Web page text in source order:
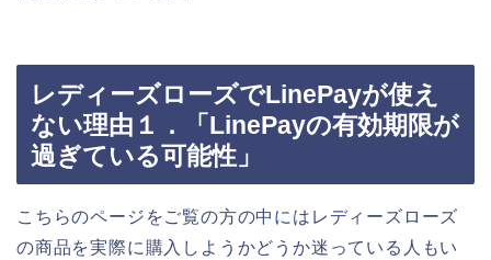
レディーズローズでLinePayが使え
ない理由１．「LinePayの有効期限が
過ぎている可能性」
こちらのページをご覧の方の中にはレディーズローズ
の商品を実際に購入しようかどうか迷っている人もい